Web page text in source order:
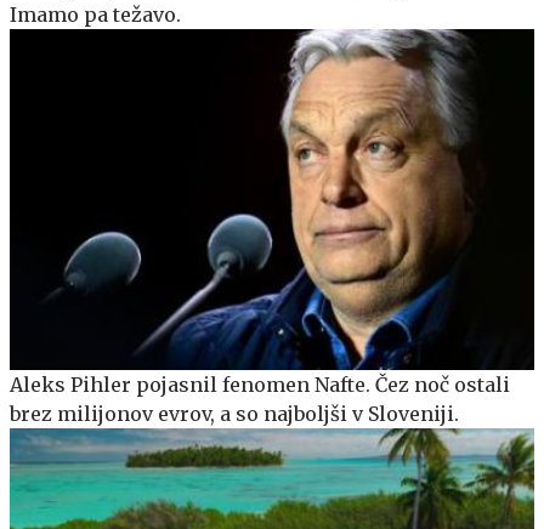
Imamo pa težavo.
Aleks Pihler pojasnil fenomen Nafte. Čez noč ostali
brez milijonov evrov, a so najboljši v Sloveniji.